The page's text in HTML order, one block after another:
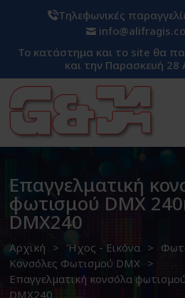
Το κατάστημα και το site θα
και την Παρασκευή 28
Τηλεφωνικές
Επαγγελματική
φωτισμού DMX
DMX240
Αρχική Ήχος - Εικόνα
Κονσόλες Φωτισμού DMX
Επαγγελματική κονσόλα
DMX240